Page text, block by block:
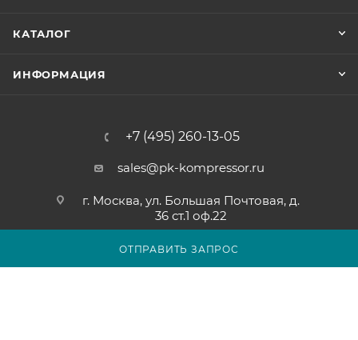
ОТПРАВИТЬ ЗАПРОС
КАТАЛОГ
ИНФОРМАЦИЯ
+7 (495) 260-13-05
sales@pk-kompressor.ru
г. Москва, ул. Большая Почтовая, д.
36 ст.1 оф.22